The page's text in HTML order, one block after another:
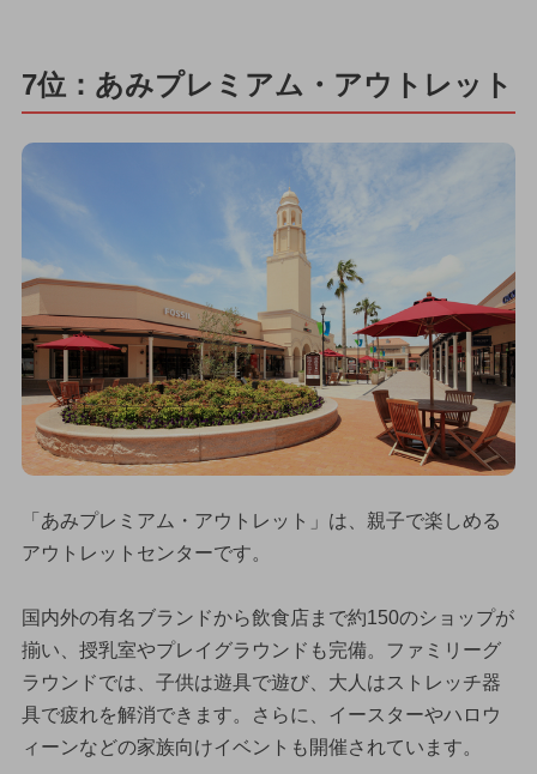
7位：あみプレミアム・アウトレット
「あみプレミアム・アウトレット」は、親子で楽しめる
アウトレットセンターです。
国内外の有名ブランドから飲食店まで約150のショップが
揃い、授乳室やプレイグラウンドも完備。ファミリーグ
ラウンドでは、子供は遊具で遊び、大人はストレッチ器
具で疲れを解消できます。さらに、イースターやハロウ
ィーンなどの家族向けイベントも開催されています。